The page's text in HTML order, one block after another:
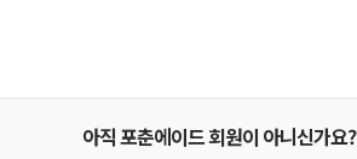
아직 포춘에이드 회원이 아니신가요?